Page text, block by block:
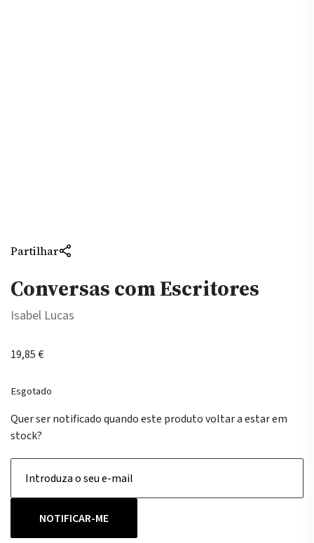
Partilhar
Conversas com Escritores
Isabel Lucas
19,85€
Esgotado
Quer ser notificado quando este produto voltar a estar em
stock?
NOTIFICAR-ME